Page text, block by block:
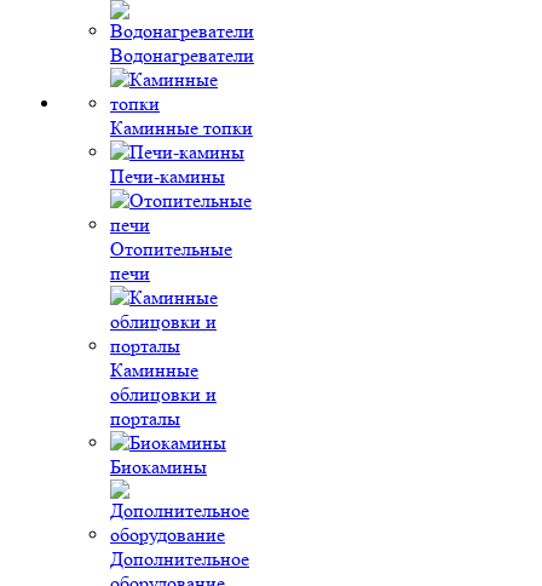
Водонагреватели
Каминные топки
Печи-камины
Отопительные
печи
Каминные
облицовки и
порталы
Биокамины
Дополнительное